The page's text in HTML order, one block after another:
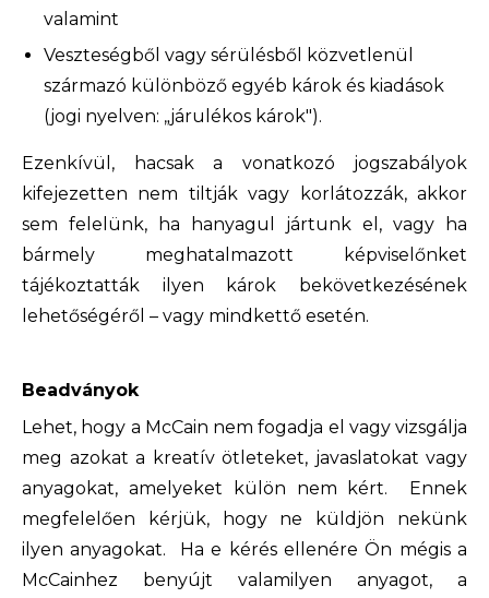
valamint
Veszteségből vagy sérülésből közvetlenül
származó különböző egyéb károk és kiadások
(jogi nyelven: „járulékos károk").
Ezenkívül, hacsak a vonatkozó jogszabályok
kifejezetten nem tiltják vagy korlátozzák, akkor
sem felelünk, ha hanyagul jártunk el, vagy ha
bármely meghatalmazott képviselőnket
tájékoztatták ilyen károk bekövetkezésének
lehetőségéről – vagy mindkettő esetén.
Beadványok
Lehet, hogy a McCain nem fogadja el vagy vizsgálja
meg azokat a kreatív ötleteket, javaslatokat vagy
anyagokat, amelyeket külön nem kért. Ennek
megfelelően kérjük, hogy ne küldjön nekünk
ilyen anyagokat. Ha e kérés ellenére Ön mégis a
McCainhez benyújt valamilyen anyagot, a